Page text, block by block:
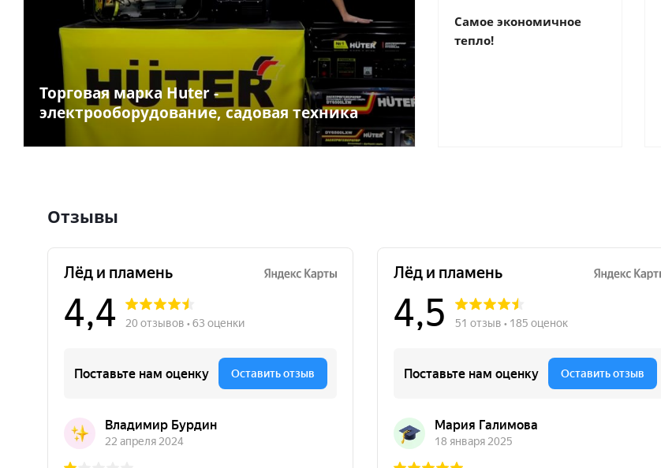
Торговая марка Huter -
электрооборудование, садовая техника
Самое экономичное
тепло!
Отзывы